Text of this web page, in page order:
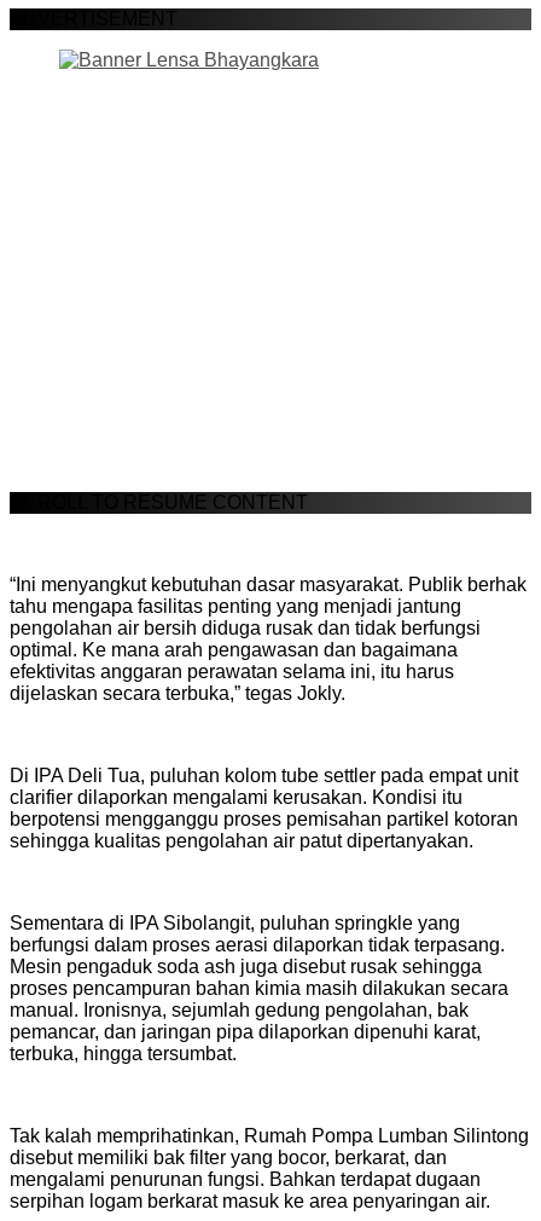
ADVERTISEMENT
SCROLL TO RESUME CONTENT
“Ini menyangkut kebutuhan dasar masyarakat. Publik berhak
tahu mengapa fasilitas penting yang menjadi jantung
pengolahan air bersih diduga rusak dan tidak berfungsi
optimal. Ke mana arah pengawasan dan bagaimana
efektivitas anggaran perawatan selama ini, itu harus
dijelaskan secara terbuka,” tegas Jokly.
Di IPA Deli Tua, puluhan kolom tube settler pada empat unit
clarifier dilaporkan mengalami kerusakan. Kondisi itu
berpotensi mengganggu proses pemisahan partikel kotoran
sehingga kualitas pengolahan air patut dipertanyakan.
Sementara di IPA Sibolangit, puluhan springkle yang
berfungsi dalam proses aerasi dilaporkan tidak terpasang.
Mesin pengaduk soda ash juga disebut rusak sehingga
proses pencampuran bahan kimia masih dilakukan secara
manual. Ironisnya, sejumlah gedung pengolahan, bak
pemancar, dan jaringan pipa dilaporkan dipenuhi karat,
terbuka, hingga tersumbat.
Tak kalah memprihatinkan, Rumah Pompa Lumban Silintong
disebut memiliki bak filter yang bocor, berkarat, dan
mengalami penurunan fungsi. Bahkan terdapat dugaan
serpihan logam berkarat masuk ke area penyaringan air.